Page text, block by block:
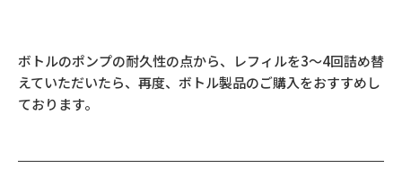
ボトルのポンプの耐久性の点から、レフィルを3～4回詰め替
えていただいたら、再度、ボトル製品のご購入をおすすめし
ております。